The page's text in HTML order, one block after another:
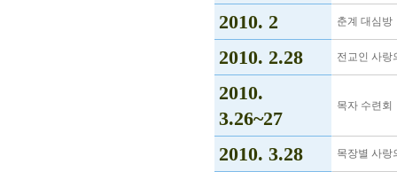
2010. 2 춘계 대심방
2010. 2.28 전교인 사랑
2010.
3.26~27
목자 수련회
2010. 3.28 목장별 사랑